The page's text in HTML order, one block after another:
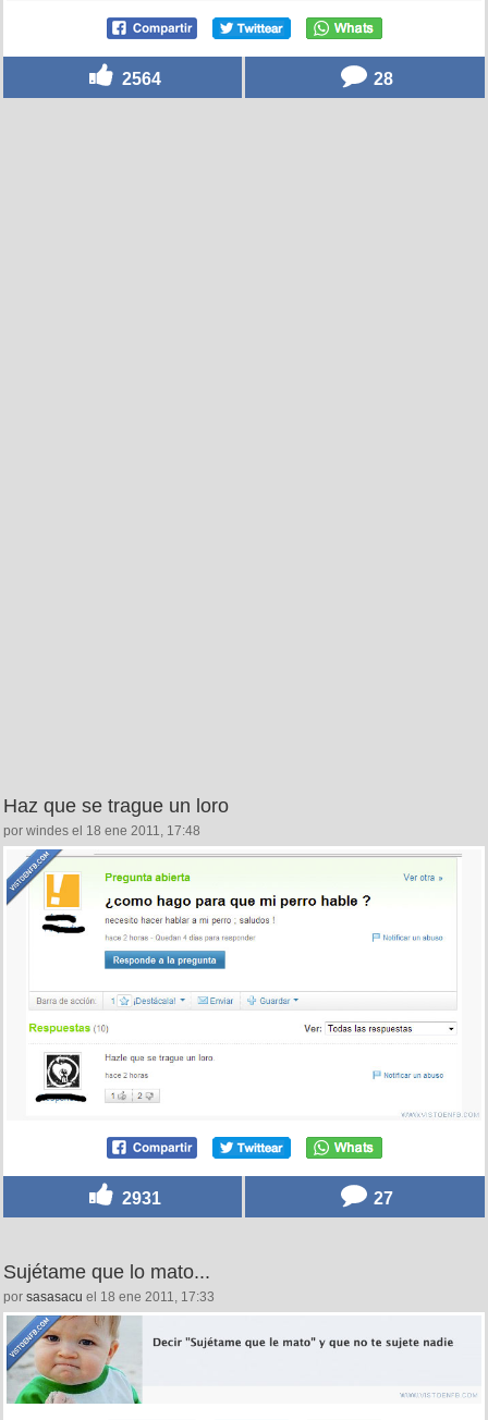
2564 28
Haz que se trague un loro
por windes el 18 ene 2011, 17:48
2931 27
Sujétame que lo mato...
por sasasacu el 18 ene 2011, 17:33